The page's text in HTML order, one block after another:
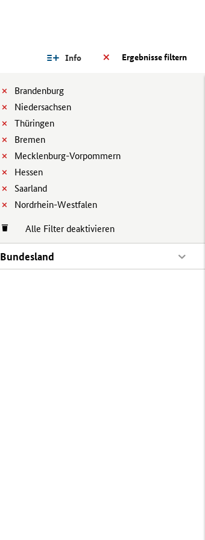
Ergebnisse filtern
Info
Brandenburg
Niedersachsen
Thüringen
Bremen
Mecklenburg-Vorpommern
Hessen
Saarland
Nordrhein-Westfalen
Alle Filter deaktivieren
Bundesland